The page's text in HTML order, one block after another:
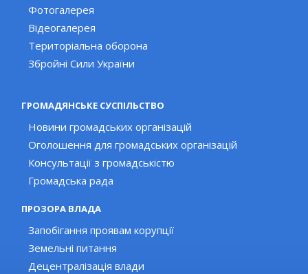
Фотогалерея
Відеогалерея
Територіальна оборона
Збройні Сили України
ГРОМАДЯНСЬКЕ СУСПІЛЬСТВО
Новини громадських організацій
Оголошення для громадських організацій
Консультації з громадськістю
Громадська рада
ПРОЗОРА ВЛАДА
Запобігання проявам корупції
Земельні питання
Децентралізація влади